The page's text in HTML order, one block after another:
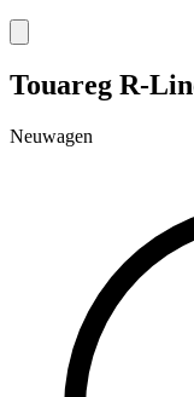
Touareg R-
Neuwagen